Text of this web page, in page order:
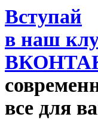
Вступай
в наш
все для